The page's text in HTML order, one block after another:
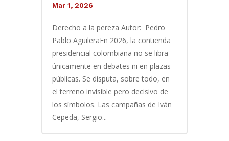
Mar 1, 2026
Derecho a la pereza Autor: Pedro
Pablo AguileraEn 2026, la contienda
presidencial colombiana no se libra
únicamente en debates ni en plazas
públicas. Se disputa, sobre todo, en
el terreno invisible pero decisivo de
los símbolos. Las campañas de Iván
Cepeda, Sergio...